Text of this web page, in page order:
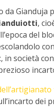
Gianduja
,
del
, in società
dei